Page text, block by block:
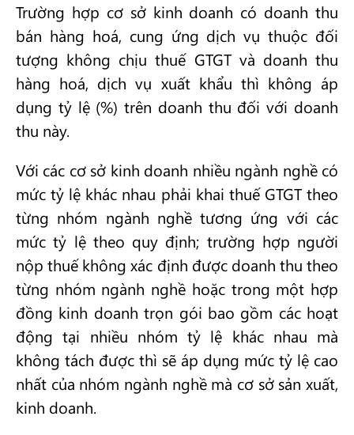
Trường hợp cơ sở kinh doanh có doanh thu
bán hàng hoá, cung ứng dịch vụ thuộc đối
tượng không chịu thuế GTGT và doanh thu
hàng hoá, dịch vụ xuất khẩu thì không áp
dụng tỷ lệ (%) trên doanh thu đối với doanh
thu này.
Với các cơ sở kinh doanh nhiều ngành nghề có
mức tỷ lệ khác nhau phải khai thuế GTGT theo
từng nhóm ngành nghề tương ứng với các
mức tỷ lệ theo quy định; trường hợp người
nộp thuế không xác định được doanh thu theo
từng nhóm ngành nghề hoặc trong một hợp
đồng kinh doanh trọn gói bao gồm các hoạt
động tại nhiều nhóm tỷ lệ khác nhau mà
không tách được thì sẽ áp dụng mức tỷ lệ cao
nhất của nhóm ngành nghề mà cơ sở sản xuất,
kinh doanh.